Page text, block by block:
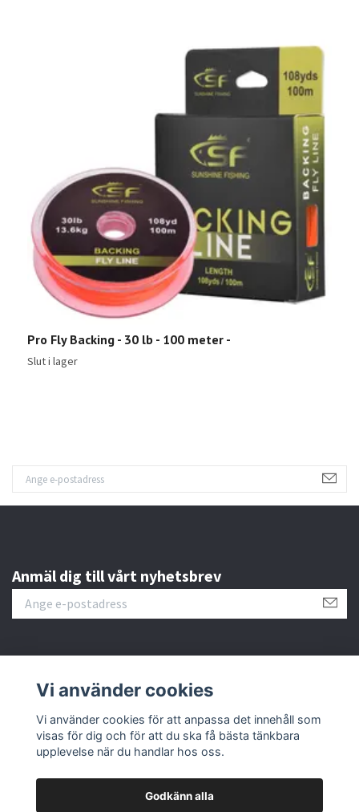
Pro Fly Backing - 30 lb - 100 meter -
Slut i lager
Anmäl dig till vårt nyhetsbrev
Kundtjänst
Fotmeny
Vi använder cookies
Vi använder cookies för att anpassa det innehåll som
visas för dig och för att du ska få bästa tänkbara
upplevelse när du handlar hos oss.
Godkänn alla